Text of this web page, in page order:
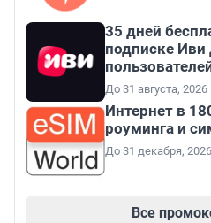
35 дней
подписке
До 31 августа, 2026
Интернет в
роуминга и
До 31 декабря, 2026
Все